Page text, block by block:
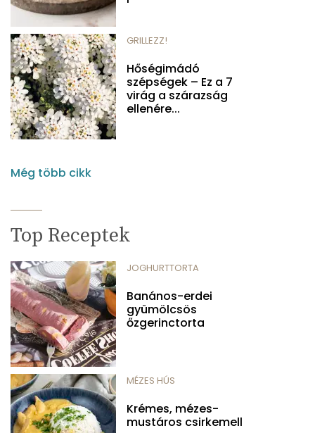
GRILLEZZ!
Hőségimádó
szépségek – Ez a 7
virág a szárazság
ellenére...
Még több cikk
Top Receptek
JOGHURTTORTA
Banános-erdei
gyümölcsös
őzgerinctorta
MÉZES HÚS
Krémes, mézes-
mustáros csirkemell